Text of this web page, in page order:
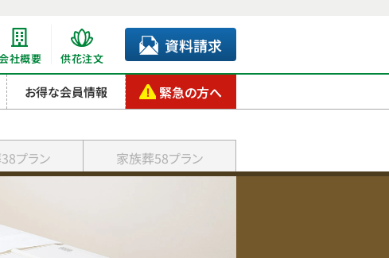
社概要 供花注文
資料請求
お得な会員情報 緊急の方へ
プラン 家族葬58プラン